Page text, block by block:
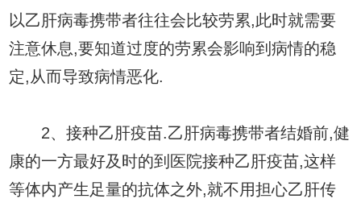
以乙肝病毒携带者往往会比较劳累,此时就需要
注意休息,要知道过度的劳累会影响到病情的稳
定,从而导致病情恶化.
2、接种乙肝疫苗.乙肝病毒携带者结婚前,健
康的一方最好及时的到医院接种乙肝疫苗,这样
等体内产生足量的抗体之外,就不用担心乙肝传